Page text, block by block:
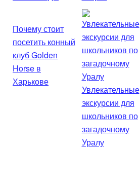
Почему стоит
посетить конный
клуб Golden
Horse в
Харькове
Увлекательные
экскурсии для
школьников по
загадочному
Уралу